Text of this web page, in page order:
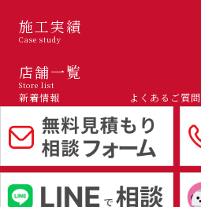
施工実績
Case study
店舗一覧
Store list
新着情報 よくあるご質問